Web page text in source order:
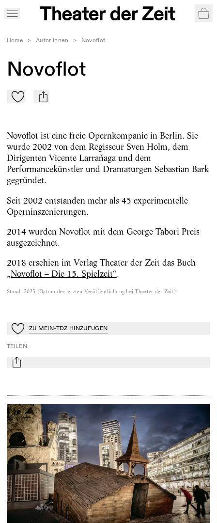
Home > Autor:innen > Novoflot
Novoflot
Zu Mein-TdZ hinzufügen
mail
Novoflot ist eine freie Opernkompanie in Berlin. Sie
wurde 2002 von dem Regisseur Sven Holm, dem
Dirigenten Vicente Larrañaga und dem
Performancekünstler und Dramaturgen Sebastian Bark
gegründet.
Seit 2002 entstanden mehr als 45 experimentelle
Operninsze­nierungen.
2014 wurden Novoflot mit dem George Tabori Preis
ausgezeichnet.
2018 erschien im Verlag Theater der Zeit das Buch
„Novoflot – Die 15. Spielzeit“.
Stand: 2025 (Datum der letzten Veröffentlichung bei Theater der Zeit )
Zu Mein-TdZ hinzufügen
ZU MEIN-TDZ HINZUFÜGEN
TEILEN:
mail